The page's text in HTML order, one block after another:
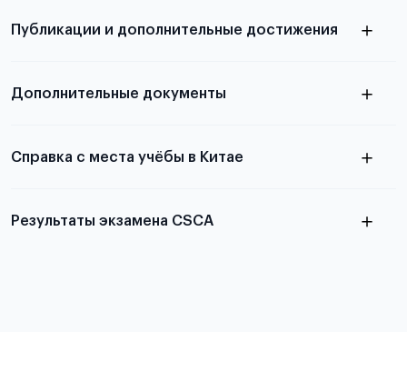
письма
статье
Публикации и дополнительные достижения
Дополнительные документы
Справка с места учёбы в Китае
Результаты экзамена CSCA